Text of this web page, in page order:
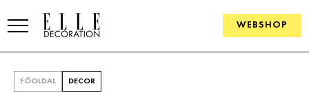
WEBSHOP
FŐOLDAL DECOR